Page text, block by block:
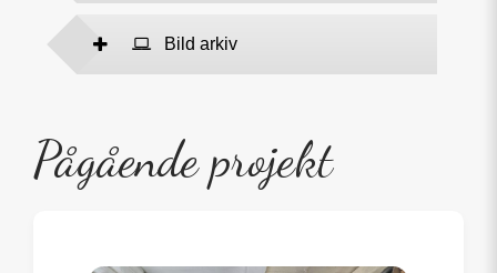
Bild arkiv
Pågående projekt